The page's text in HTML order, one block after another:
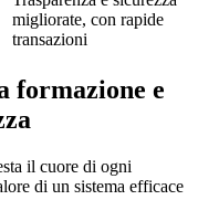
migliorate, con rapide
transazioni
formazione e
il cuore di ogni
di un sistema efficace